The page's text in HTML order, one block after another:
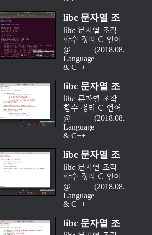
[完] PHP 로그인
로그아웃 예제 정
리 (part 01 - 쿠
키를 사용한 예)
PHP 로그인 로그
아웃 예제 정리
..
는 것이 본 시리즈
에서 구현하는 주
된 기능이다. Perl
로그인 로그아웃
예제 정리 (part
01 - 쿠키를 사용
한 예) Perl 로그인
로그아웃 예제 정
션을 사용한 예)
[完] PHP 로그인
로그아웃 예제 정
리 (part 01 - 쿠
키를 사용한 예)
PHP 로그인 로그
(part 02 - 세션
을..
또는 세션의 보유
여부에 따라 로그
인한 이용자와 로
그인하지 않은 이
용자를 구분하고
서로 다른 페이지
를 보여주도록 하
는 것이 본 시리즈
에서 구현하는 주
된 기능이다. Perl
로그인 로그아웃
예제 정리 (part
01 - 쿠키를 사용
한 예) Perl 로그인
리 (part 02 - 세
션을 사용한 예)
[完] PHP 로그인
로그아웃 예제 정
리 (part 01 - 쿠
키를 사용한 예)
아웃 예제 정리
(part 02 - 세션
체를 지원하지도
않으니, 덧셈 기호
(+)나 비교연산자
(==)와 같은 기호
를 사용하는 직관
적인 문자열 연산
때문이다. C 언어
가 문자열 데이터
형을 지원하지 않
고, 문자열을 다루
는 연산자도 없으
니 모든 문자열 연
산은 문자열 함수
를 통해 이루어진
다. C 표준 라이브
러리(일명 'libc')에
서 str...로 시작하
는 함수들이 그것
이며, 모두 string.h
헤더(C++은
의되어 있으며 본
libc 문자열 조
작 함수 정리
(part 10 -
strxfrm, strcoll)
libc 문자열 조작
함수 정리 C 언어
에서 문자열 처리
는 복잡하다. 언어
수준에서 문자열이
체를 지원하지도
않으니, 덧셈 기호
(+)나 비교연산자
(==)와 같은 기호
를 사용하는 직관
적인 문자열 연산
때문이다. C 언어
가 문자열 데이터
형을 지원하지 않
고, 문자열을 다루
는 연산자도 없으
니 모든 문자열 연
산은 문자열 함수
를 통해 이루어진
다. C 표준 라이브
Language/C
& C++
2018.08.21
libc 문자열 조
작 함수 정리
(part 09 -
strpbrk)
libc 문자열 조작
함수 정리 C 언어
에서 문자열 처리
는 복잡하다. 언어
수준에서 문자열이
체를 지원하지도
않으니, 덧셈 기호
(+)나 비교연산자
(==)와 같은 기호
를 사용하는 직관
적인 문자열 연산
때문이다. C 언어
가 문자열 데이터
Language/C
& C++
2018.08.21
libc 문자열 조
작 함수 정리
(part 08 -
strlen)
libc 문자열 조작
함수 정리 C 언어
에서 문자열 처리
는 복잡하다. 언어
수준에서 문자열이
체를 지원하지도
않으니, 덧셈 기호
Language/C
& C++
2018.08.21
libc 문자열 조